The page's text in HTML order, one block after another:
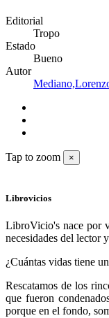
Editorial
Tropo
Estado
Bueno
Autor
Tap to zoom ×
Librovicios
LibroVicio's nace por
necesidades del lector
¿Cuántas vidas tiene
Rescatamos de los
que fueron
porque en el fondo,